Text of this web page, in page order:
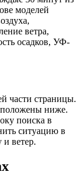
моделей
ветра,
осадков, УФ-
части страницы.
ниже.
поиска в
ситуацию в
и ветер.